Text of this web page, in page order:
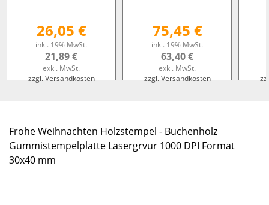
26,05 €
inkl. 19% MwSt.
21,89 €
exkl. MwSt.
zzgl. Versandkosten
75,45 €
inkl. 19% MwSt.
63,40 €
exkl. MwSt.
zzgl. Versandkosten
Frohe Weihnachten Holzstempel - Buchenholz
Gummistempelplatte Lasergrvur 1000 DPI Format
30x40 mm